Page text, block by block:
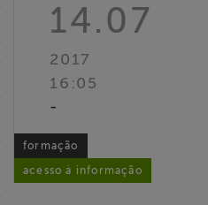
Informação
Liberdade de
Expressão
Projetos
14.07
2017
16:05
-
formação
acesso à informação